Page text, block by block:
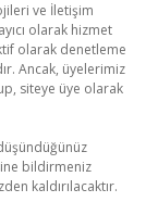
ve İletişim
olarak hizmet
olarak denetleme
Ancak, üyelerimiz
siteye üye olarak
bildirmeniz
kaldırılacaktır.